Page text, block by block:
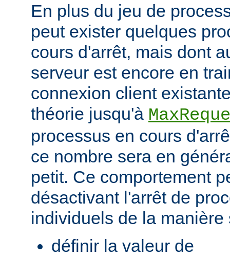
En plus du jeu de
peut exister quelques
cours d'arrêt, mais dont
serveur est encore en
connexion client
théorie jusqu'à
processus en cours
ce nombre sera en
petit. Ce comportement
désactivant l'arrêt de
individuels de la manière
définir la valeur de